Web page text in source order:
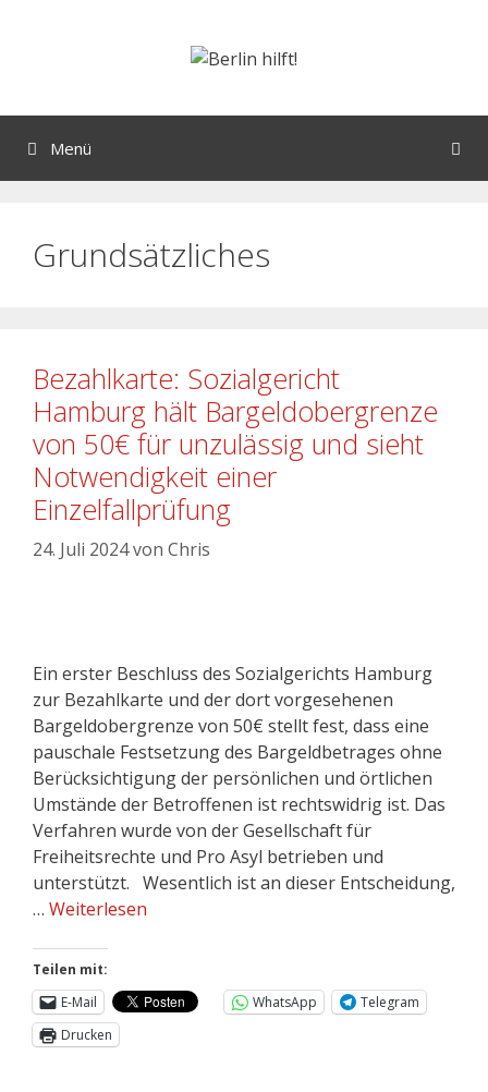
Menü
Grundsätzliches
Bezahlkarte: Sozialgericht
Hamburg hält Bargeldobergrenze
von 50€ für unzulässig und sieht
Notwendigkeit einer
Einzelfallprüfung
24. Juli 2024von Chris
Ein erster Beschluss des Sozialgerichts Hamburg
zur Bezahlkarte und der dort vorgesehenen
Bargeldobergrenze von 50€ stellt fest, dass eine
pauschale Festsetzung des Bargeldbetrages ohne
Berücksichtigung der persönlichen und örtlichen
Umstände der Betroffenen ist rechtswidrig ist. Das
Verfahren wurde von der Gesellschaft für
Freiheitsrechte und Pro Asyl betrieben und
unterstützt. Wesentlich ist an dieser Entscheidung,
… Weiterlesen
Teilen mit:
E-Mail
WhatsApp
Telegram
Drucken